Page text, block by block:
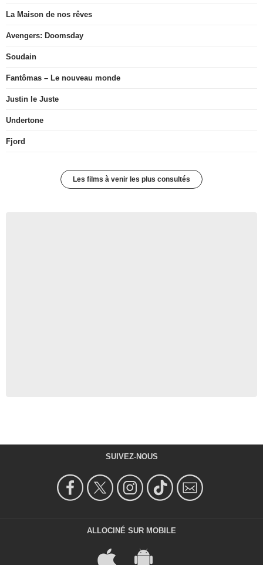
La Maison de nos rêves
Avengers: Doomsday
Soudain
Fantômas – Le nouveau monde
Justin le Juste
Undertone
Fjord
Les films à venir les plus consultés
SUIVEZ-NOUS
ALLOCINÉ SUR MOBILE